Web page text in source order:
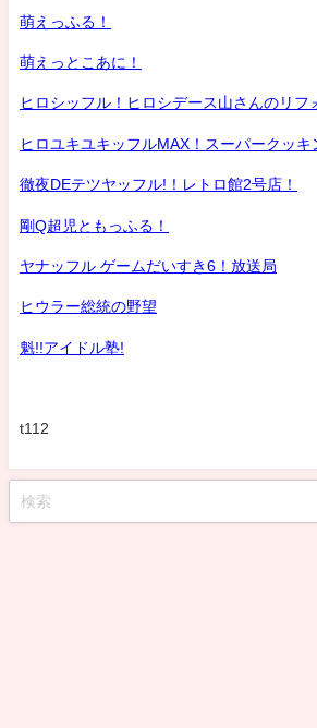
萌えっふる！
萌えっとこあに！
ヒロシッフル！ヒロシデース山さんのリフ
ヒロユキユキッフルMAX！スーパークッキ
徹夜DEテツヤッフル!！レトロ館2号店！
剛Q超児ともっふる！
ヤナッフル ゲームだいすき6！放送局
ヒウラー総統の野望
魁!!アイドル塾!
t112